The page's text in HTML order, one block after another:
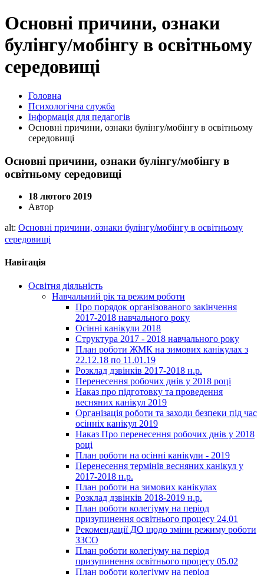
Основні причини, ознаки
булінгу/мобінгу в освітньому
середовищі
Головна
Психологічна служба
Інформація для педагогів
Основні причини, ознаки булінгу/мобінгу в освітньому
середовищі
Основні причини, ознаки булінгу/мобінгу в
освітньому середовищі
18 лютого 2019
Автор
alt: Основні причини, ознаки булінгу/мобінгу в освітньому
середовищі
Навігація
Освітня діяльність
Навчальний рік та режим роботи
Про порядок організованого закінчення
2017-2018 навчального року
Осінні канікули 2018
Структура 2017 - 2018 навчального року
План роботи ЖМК на зимових канікулах з
22.12.18 по 11.01.19
Розклад дзвінків 2017-2018 н.р.
Перенесення робочих днів у 2018 році
Наказ про підготовку та проведення
весняних канікул 2019
Організація роботи та заходи безпеки під час
осінніх канікул 2019
Наказ Про перенесення робочих днів у 2018
році
План роботи на осінні канікули - 2019
Перенесення термінів весняних канікул у
2017-2018 н.р.
План роботи на зимових канікулах
Розклад дзвінків 2018-2019 н.р.
План роботи колегіуму на період
призупинення освітнього процесу 24.01
Рекомендації ДО щодо зміни режиму роботи
ЗЗСО
План роботи колегіуму на період
призупинення освітнього процесу 05.02
План роботи колегіуму на період